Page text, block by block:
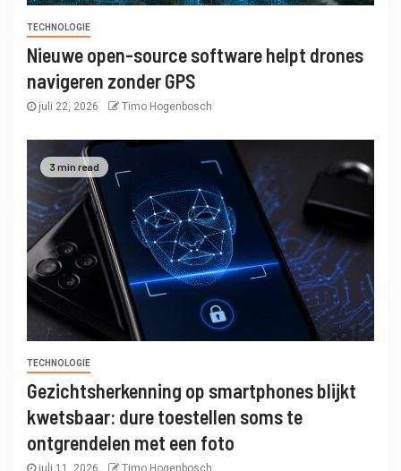
TECHNOLOGIE
Nieuwe open-source software helpt drones
navigeren zonder GPS
juli 22, 2026 Timo Hogenbosch
3 min read
TECHNOLOGIE
Gezichtsherkenning op smartphones blijkt
kwetsbaar: dure toestellen soms te
ontgrendelen met een foto
juli 11, 2026 Timo Hogenbosch